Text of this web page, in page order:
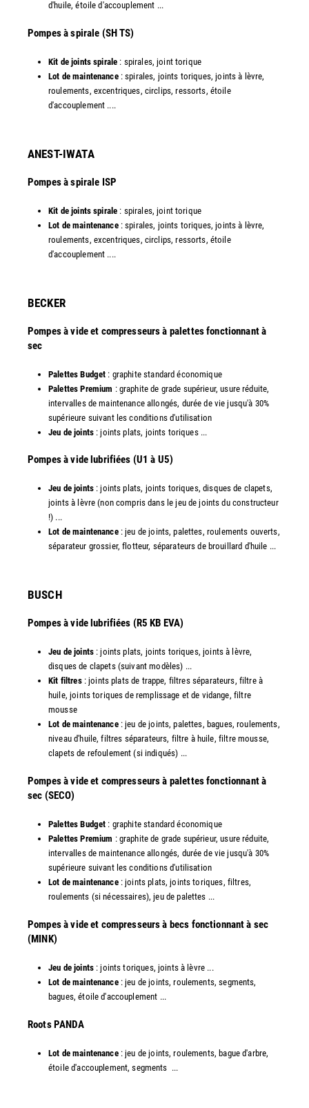
d'huile, étoile d'accouplement ...​
​Pompes à spirale (SH TS)
Kit de joints spirale : spirales, joint torique
Lot de maintenance: spirales, joints toriques, joints à lèvre,
roulements, excentriques, circlips, ressorts, étoile
d'accouplement ....​
ANEST-IWATA
Pompes à spirale ISP
Kit de joints spirale : spirales, joint torique
Lot de maintenance: spirales, joints toriques, joints à lèvre,
roulements, excentriques, circlips, ressorts, étoile
d'accouplement ....
​BECKER
Pompes à vide et compresseurs à palettes fonctionnant à
sec
Palettes Budget : graphite standard économique
Palettes Premium : graphite de grade supérieur, usure réduite,
intervalles de maintenance allongés, durée de vie jusqu'à 30%
supérieure suivant les conditions d'utilisation
Jeu de joints: joints plats, joints toriques ...
​Pompes à vide lubrifiées (U1 à U5)
Jeu de joints: joints plats, joints toriques, disques de clapets,
joints à lèvre (non compris dans le jeu de joints du constructeur
!) ...
Lot de maintenance: jeu de joints, palettes, roulements ouverts,
séparateur grossier, flotteur, séparateurs de brouillard d'huile ...
​BUSCH
Pompes à vide lubrifiées (R5 KB EVA)
Jeu de joints : joints plats, joints toriques, joints à lèvre,
disques de clapets (suivant modèles) ...
Kit filtres: joints plats de trappe, filtres séparateurs, filtre à
huile, joints toriques de remplissage et de vidange, filtre
mousse
Lot de maintenance: jeu de joints, palettes, bagues, roulements,
niveau d'huile, filtres séparateurs, filtre à huile, filtre mousse,
clapets de refoulement (si indiqués) ...
​Pompes à vide et compresseurs à palettes fonctionnant à
sec (SECO)
Palettes Budget : graphite standard économique
Palettes Premium : graphite de grade supérieur, usure réduite,
intervalles de maintenance allongés, durée de vie jusqu'à 30%
supérieure suivant les conditions d'utilisation
Lot de maintenance: joints plats, joints toriques, filtres,
roulements (si nécessaires), jeu de palettes ...
Pompes à vide et compresseurs à becs fonctionnant à sec
(MINK)
Jeu de joints: joints toriques, joints à lèvre ...
Lot de maintenance: jeu de joints, roulements, segments,
bagues, étoile d'accouplement ...
​Roots PANDA
Lot de maintenance: jeu de joints, roulements, bague d'arbre,
étoile d'accouplement, segments ...​